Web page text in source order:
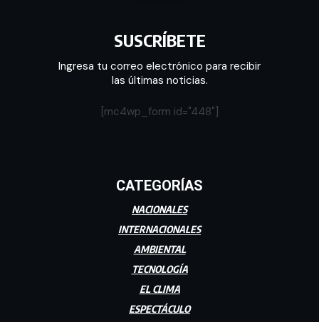
SUSCRÍBETE
Ingresa tu correo electrónico para recibir
las últimas noticias.
[mc4wp_form id="448"]
CATEGORÍAS
NACIONALES
INTERNACIONALES
AMBIENTAL
TECNOLOGÍA
EL CLIMA
ESPECTÁCULO